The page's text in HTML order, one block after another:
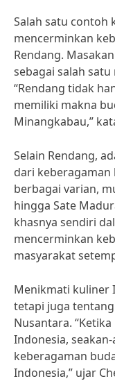
Salah satu contoh
mencerminkan
Rendang.
sebagai salah
“Rendang tidak
memiliki makna
Minangkabau,”
Selain Rendang,
dari keberagaman
berbagai varian,
hingga Sate
khasnya sendiri
mencerminkan
masyarakat
Menikmati kuliner
tetapi juga
Nusantara.
Indonesia,
keberagaman
Indonesia,” ujar